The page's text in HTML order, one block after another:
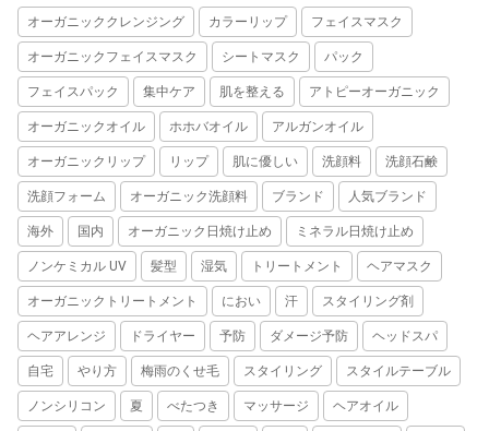
オーガニッククレンジング カラーリップ フェイスマスク
オーガニックフェイスマスク シートマスク パック
フェイスパック 集中ケア 肌を整える アトピーオーガニック
オーガニックオイル ホホバオイル アルガンオイル
オーガニックリップ リップ 肌に優しい 洗顔料 洗顔石鹸
洗顔フォーム オーガニック洗顔料 ブランド 人気ブランド
海外 国内 オーガニック日焼け止め ミネラル日焼け止め
ノンケミカル UV 髪型 湿気 トリートメント ヘアマスク
オーガニックトリートメント におい 汗 スタイリング剤
ヘアアレンジ ドライヤー 予防 ダメージ予防 ヘッドスパ
自宅 やり方 梅雨のくせ毛 スタイリング スタイルテーブル
ノンシリコン 夏 べたつき マッサージ ヘアオイル